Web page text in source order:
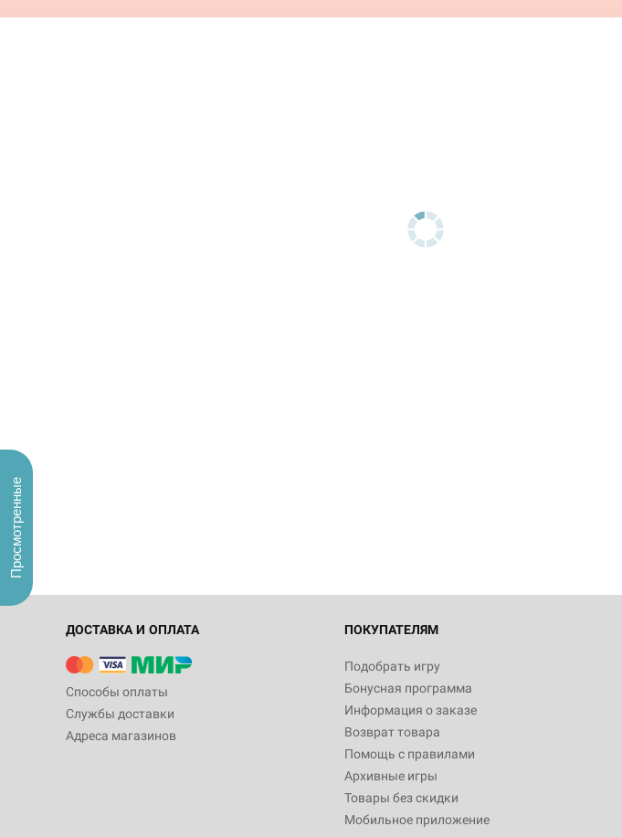
ДОСТАВКА И ОПЛАТА
Способы оплаты
Службы доставки
Адреса магазинов
ПОКУПАТЕЛЯМ
Подобрать игру
Бонусная программа
Информация о заказе
Возврат товара
Помощь с правилами
Архивные игры
Товары без скидки
Мобильное приложение
Просмотренные